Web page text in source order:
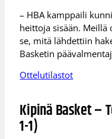
– HBA kamppaili
heittoja sisään. Meillä
se, mitä lähdettiin
Basketin
Ottelutilastot
Kipinä Basket –
1-1)